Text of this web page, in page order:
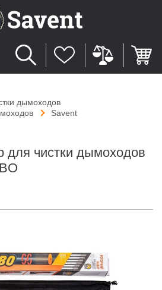
дымоходов
Savent
для чистки дымоходов